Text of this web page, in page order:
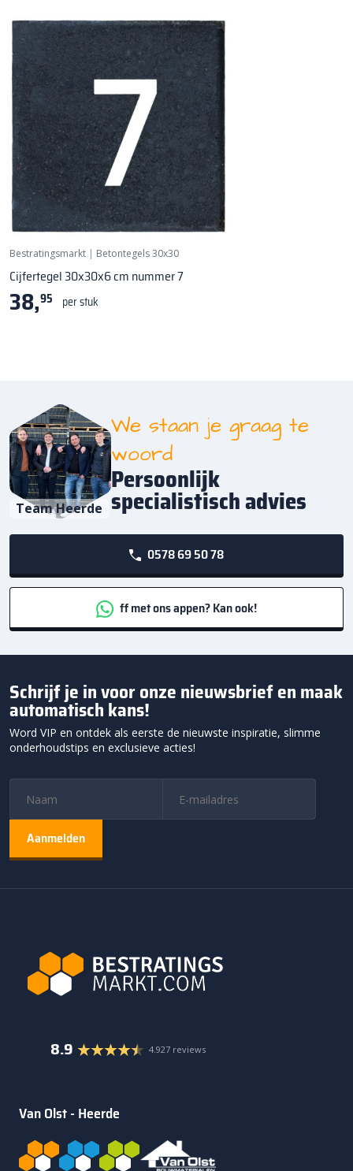
Bestratingsmarkt | Betontegels 30x30
Cijfertegel 30x30x6 cm nummer 7
38,95 per stuk
Team Heerde
We staan je graag te
woord
Persoonlijk
specialistisch advies
0578 69 50 78
ff met ons appen? Kan ook!
Schrijf je in voor onze nieuwsbrief en maak
automatisch kans!
Word VIP en ontdek als eerste de nieuwste inspiratie, slimme
onderhoudstips en exclusieve acties!
8.9 4.927 reviews
Van Olst - Heerde